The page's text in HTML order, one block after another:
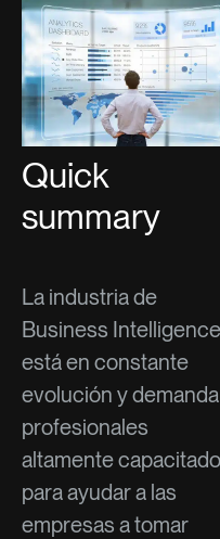
Quick
summary
La industria de
Business Intelligence
está en constante
evolución y demanda
profesionales
altamente
para ayudar a las
empresas a tomar